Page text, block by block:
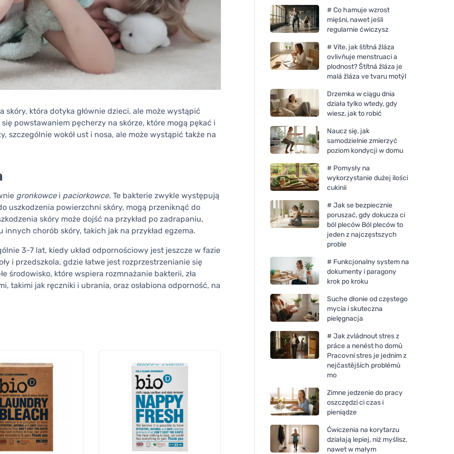
która dotyka głównie dzieci, ale może wystąpić
powstawaniem pęcherzy na skórze, które mogą pękać i
szczególnie wokół ust i nosa, ale może wystąpić także na
gronkowcei paciorkowce. Te bakterie zwykle występują
uszkodzenia powierzchni skóry, mogą przeniknąć do
skóry może dojść na przykład po zadrapaniu,
chorób skóry, takich jak na przykład egzema.
3-7 lat, kiedy układ odpornościowy jest jeszcze w fazie
i przedszkola, gdzie łatwe jest rozprzestrzenianie się
środowisko, które wspiera rozmnażanie bakterii, zła
takimi jak ręczniki i ubrania, oraz osłabiona odporność, na
# Co hamuje wzrost
mięśni, nawet jeśli
regularnie ćwiczysz
# Víte, jak štítná žláza
ovlivňuje menstruaci a
plodnost? Štítná žláza je
malá žláza ve tvaru motýl
Drzemka w ciągu dnia
działa tylko wtedy, gdy
wiesz, jak to robić
Naucz się, jak
samodzielnie zmierzyć
poziom kondycji w domu
# Pomysły na
wykorzystanie dużej ilości
cukinii
# Jak se bezpiecznie
poruszać, gdy dokucza ci
ból pleców Ból pleców to
jeden z najczęstszych
proble
# Funkcjonalny system na
dokumenty i paragony
krok po kroku
Suche dłonie od częstego
mycia i skuteczna
pielęgnacja
# Jak zvládnout stres z
práce a nenést ho domů
Pracovní stres je jedním z
nejčastějších problémů
mo
Zimne jedzenie do pracy
oszczędzi ci czas i
pieniądze
Ćwiczenia na korytarzu
działają lepiej, niż myślisz,
nawet w małym